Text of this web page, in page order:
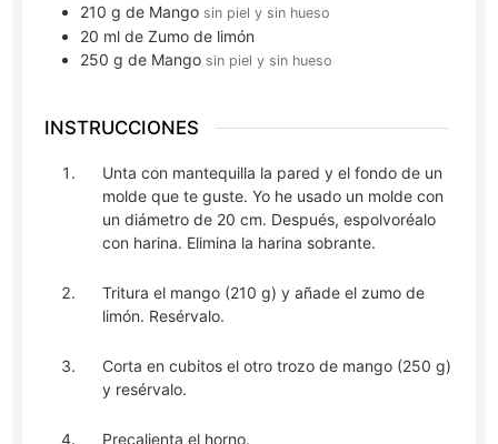
210 g de Mango sin piel y sin hueso
20 ml de Zumo de limón
250 g de Mango sin piel y sin hueso
INSTRUCCIONES
Unta con mantequilla la pared y el fondo de un
molde que te guste. Yo he usado un molde con
un diámetro de 20 cm. Después, espolvoréalo
con harina. Elimina la harina sobrante.
Tritura el mango (210 g) y añade el zumo de
limón. Resérvalo.
Corta en cubitos el otro trozo de mango (250 g)
y resérvalo.
Precalienta el horno.